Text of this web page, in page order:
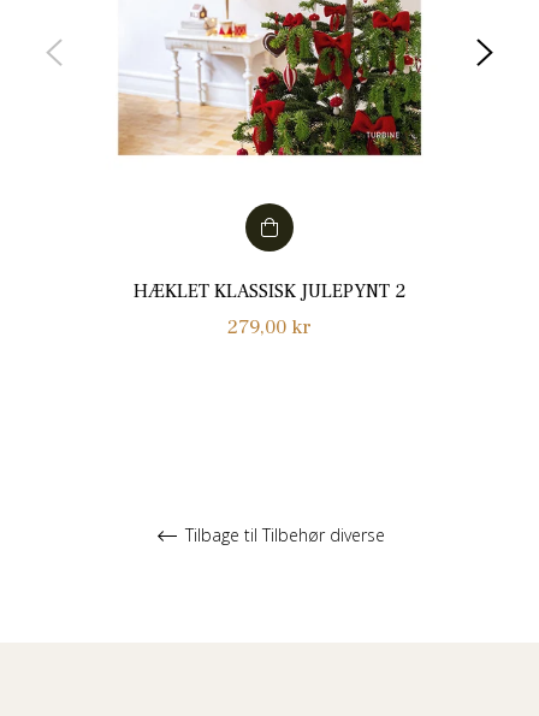
HÆKLET KLASSISK JULEPYNT 2
Normalpris
279,00 kr
Tilbage til Tilbehør diverse